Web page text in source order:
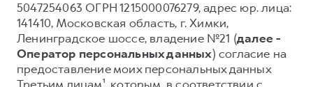
F7
от 2 899 000 ₽
F7X
от 3 599 000 ₽
КОРПОРАТИВНЫМ КЛИЕНТАМ
Для малого бизнеса
Корпоративным клиентам
GWM Безопасность
Гарантия HAVAL
Мобильное приложение GWM
Программа «HAVAL Защита+»
5047254063 ОГРН 1215000076279, адрес юр. лица:
141410, Московская область, г. Химки,
Ленинградское шоссе, владение №21 (далее -
Оператор персональных данных) согласие на
предоставление моих персональных данных